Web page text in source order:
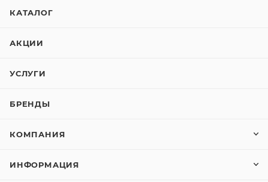
КАТАЛОГ
АКЦИИ
УСЛУГИ
БРЕНДЫ
КОМПАНИЯ
ИНФОРМАЦИЯ